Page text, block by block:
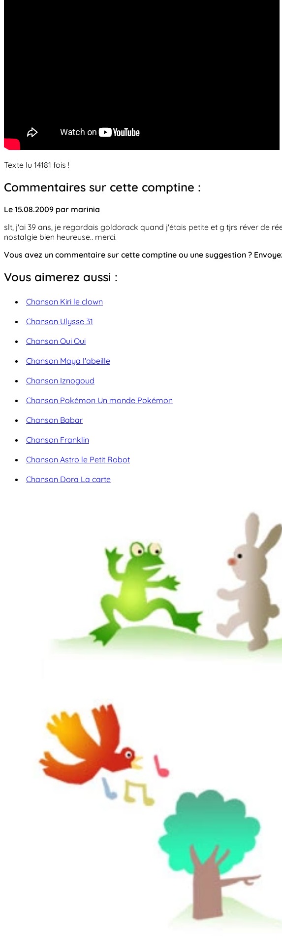
Texte lu 14181 fois !
Commentaires sur cette comptine :
Le 15.08.2009 par marinia
slt, j'ai 39 ans, je regardais goldorack quand j'étais petite et g tjrs réver de
nostalgie bien heureuse.. merci.
Vous avez un commentaire sur cette comptine ou une suggestion ?
Vous aimerez aussi :
Chanson Kiri le clown
Chanson Ulysse 31
Chanson Oui Oui
Chanson Maya l'abeille
Chanson Iznogoud
Chanson Pokémon Un monde Pokémon
Chanson Babar
Chanson Franklin
Chanson Astro le Petit Robot
Chanson Dora La carte